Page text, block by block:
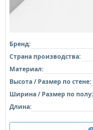
Бренд:
Страна производства:
Материал:
Высота / Размер по стене:
Ширина / Размер по полу:
Длина: